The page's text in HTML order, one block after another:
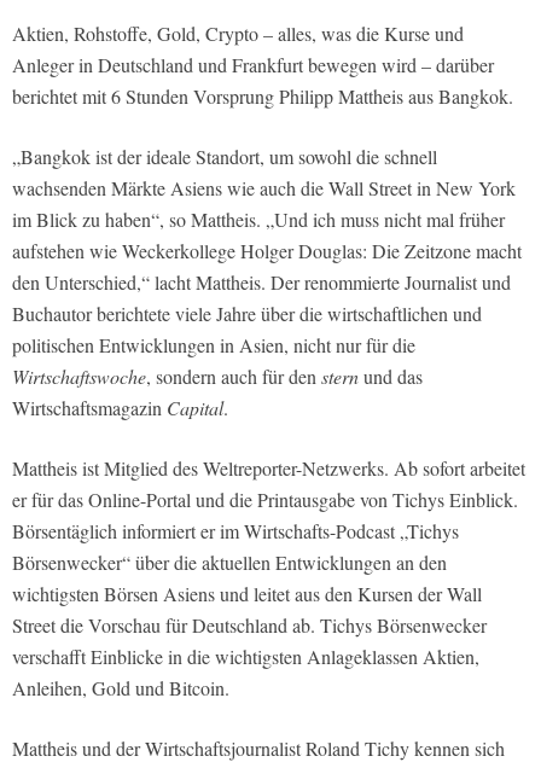
Aktien, Rohstoffe, Gold, Crypto – alles, was die Kurse und
Anleger in Deutschland und Frankfurt bewegen wird – darüber
berichtet mit 6 Stunden Vorsprung Philipp Mattheis aus Bangkok.
„Bangkok ist der ideale Standort, um sowohl die schnell
wachsenden Märkte Asiens wie auch die Wall Street in New York
im Blick zu haben“, so Mattheis. „Und ich muss nicht mal früher
aufstehen wie Weckerkollege Holger Douglas: Die Zeitzone macht
den Unterschied,“ lacht Mattheis. Der renommierte Journalist und
Buchautor berichtete viele Jahre über die wirtschaftlichen und
politischen Entwicklungen in Asien, nicht nur für die
Wirtschaftswoche, sondern auch für den sternund das
Wirtschaftsmagazin Capital.
Mattheis ist Mitglied des Weltreporter-Netzwerks. Ab sofort arbeitet
er für das Online-Portal und die Printausgabe von Tichys Einblick.
Börsentäglich informiert er im Wirtschafts-Podcast „Tichys
Börsenwecker“ über die aktuellen Entwicklungen an den
wichtigsten Börsen Asiens und leitet aus den Kursen der Wall
Street die Vorschau für Deutschland ab. Tichys Börsenwecker
verschafft Einblicke in die wichtigsten Anlageklassen Aktien,
Anleihen, Gold und Bitcoin.
Mattheis und der Wirtschaftsjournalist Roland Tichy kennen sich